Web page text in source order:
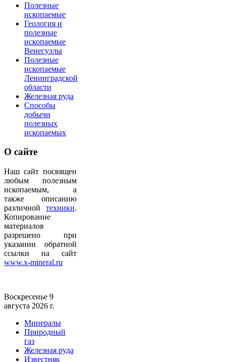
Полезные
ископаемые
Геология и
полезные
ископаемые
Венесуэлы
Полезные
ископаемые
Ленинградской
области
Железная руда
Способы
добычи
полезных
ископаемых
О сайте
Наш сайт посвящен
любым полезным
ископаемым, а
также описанию
различной техники.
Копирование
материалов
разрешено при
указании обратной
ссылки на сайт
www.x-mineral.ru
Воскресенье 9
августа 2026 г.
Минералы
Природный
газ
Железная руда
Известняк